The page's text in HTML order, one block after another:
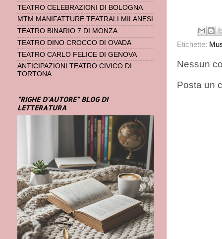
Etichette:
Nessun
Posta un
TEATRO CELEBRAZIONI DI BOLOGNA
MTM MANIFATTURE TEATRALI MILANESI
TEATRO BINARIO 7 DI MONZA
TEATRO DINO CROCCO DI OVADA
TEATRO CARLO FELICE DI GENOVA
ANTICIPAZIONI TEATRO CIVICO DI
TORTONA
"RIGHE D'AUTORE" BLOG DI
LETTERATURA